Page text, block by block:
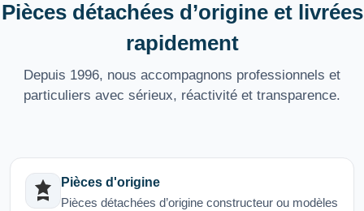
Pièces détachées d’origine et livrées
rapidement
Depuis 1996, nous accompagnons professionnels et
particuliers avec sérieux, réactivité et transparence.
Pièces d'origine
Pièces détachées d’origine constructeur ou modèles